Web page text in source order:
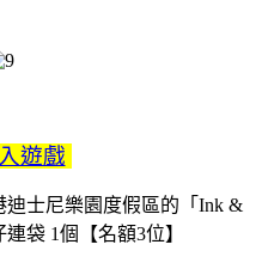
遊戲
迪士尼樂園度假區的「Ink &
袋 1個【名額3位】